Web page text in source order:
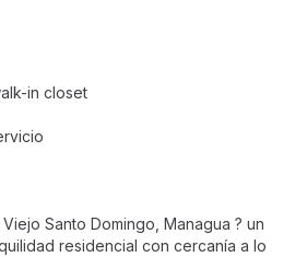
in closet
Santo Domingo, Managua ? un
residencial con cercanía a lo